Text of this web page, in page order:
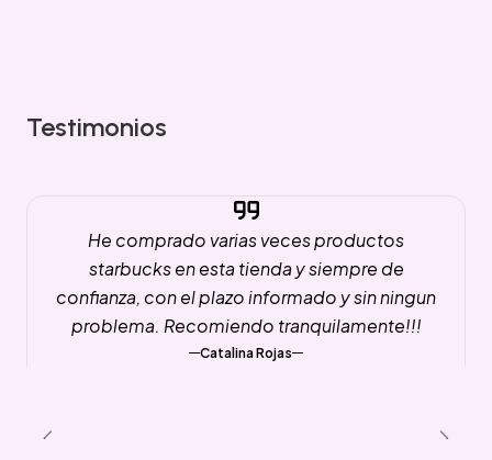
Testimonios
He comprado varias veces productos
starbucks en esta tienda y siempre de
confianza, con el plazo informado y sin ningun
problema. Recomiendo tranquilamente!!!
Catalina Rojas